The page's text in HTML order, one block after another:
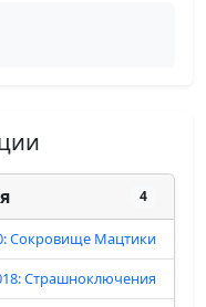
4
Сокровище Мацтики
Страшноключения